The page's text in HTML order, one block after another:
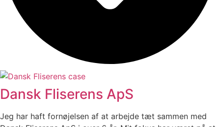
Dansk Fliserens ApS
Jeg har haft fornøjelsen af at arbejde tæt sammen med